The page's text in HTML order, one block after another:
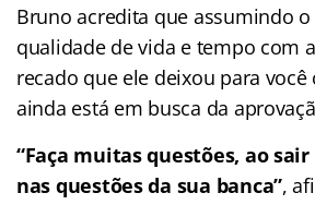
Bruno acredita que assumindo
qualidade de vida e tempo com
recado que ele deixou para
ainda está em busca da
“Faça muitas questões, ao
nas questões da sua banca”,